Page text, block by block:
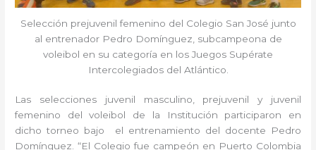
Selección prejuvenil femenino del Colegio San José junto
al entrenador Pedro Domínguez, subcampeona de
voleibol en su categoría en los Juegos Supérate
Intercolegiados del Atlántico.
Las selecciones juvenil masculino, prejuvenil y juvenil
femenino del voleibol de la Institución participaron en
dicho torneo bajo el entrenamiento del docente Pedro
Domínguez. “El Colegio fue campeón en Puerto Colombia